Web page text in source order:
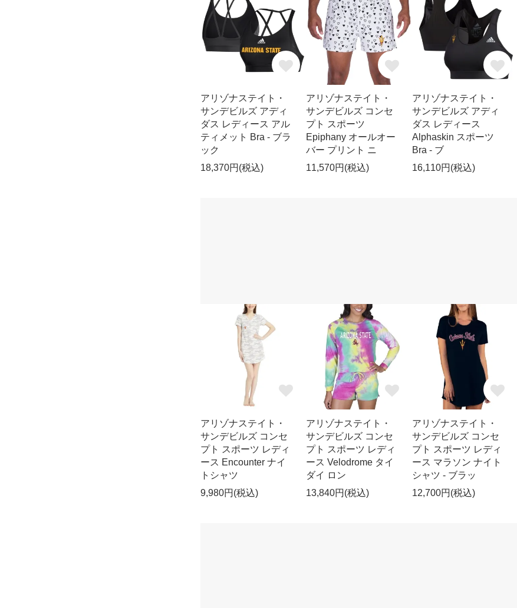
アリゾナステイト・
サンデビルズ アディ
ダス レディース アル
ティメット Bra - ブラ
ック
18,370円(税込)
アリゾナステイト・
サンデビルズ コンセ
プト スポーツ
Epiphany オールオー
バー プリント ニ
11,570円(税込)
アリゾナステイト・
サンデビルズ アディ
ダス レディース
Alphaskin スポーツ
Bra - ブ
16,110円(税込)
アリゾナステイト・
サンデビルズ コンセ
プト スポーツ レディ
ース Encounter ナイ
トシャツ
9,980円(税込)
アリゾナステイト・
サンデビルズ コンセ
プト スポーツ レディ
ース Velodrome タイ
ダイ ロン
13,840円(税込)
アリゾナステイト・
サンデビルズ コンセ
プト スポーツ レディ
ース マラソン ナイト
シャツ - ブラッ
12,700円(税込)